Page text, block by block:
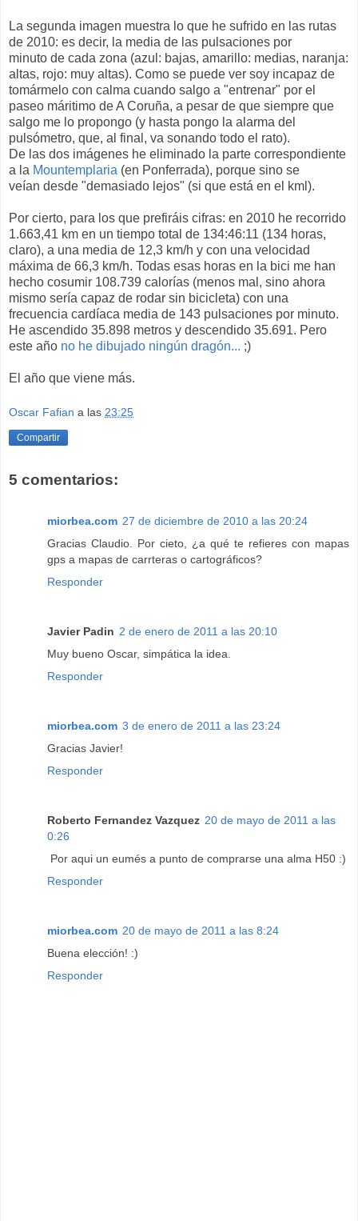
La segunda imagen muestra lo que he sufrido en las rutas
de 2010: es decir, la media de las pulsaciones por
minuto de cada zona (azul: bajas, amarillo: medias, naranja:
altas, rojo: muy altas). Como se puede ver soy incapaz de
tomármelo con calma cuando salgo a "entrenar" por el
paseo máritimo de A Coruña, a pesar de que siempre que
salgo me lo propongo (y hasta pongo la alarma del
pulsómetro, que, al final, va sonando todo el rato).
De las dos imágenes he eliminado la parte correspondiente
a la Mountemplaria (en Ponferrada), porque sino se
veían desde "demasiado lejos" (si que está en el kml).
Por cierto, para los que prefiráis cifras: en 2010 he recorrido
1.663,41 km en un tiempo total de 134:46:11 (134 horas,
claro), a una media de 12,3 km/h y con una velocidad
máxima de 66,3 km/h. Todas esas horas en la bici me han
hecho cosumir 108.739 calorías (menos mal, sino ahora
mismo sería capaz de rodar sin bicicleta) con una
frecuencia cardíaca media de 143 pulsaciones por minuto.
He ascendido 35.898 metros y descendido 35.691. Pero
este año no he dibujado ningún dragón... ;)
El año que viene más.
Oscar Fafian a las 23:25
Compartir
5 comentarios:
miorbea.com 27 de diciembre de 2010 a las 20:24
Gracias Claudio. Por cieto, ¿a qué te refieres con mapas
gps a mapas de carrteras o cartográficos?
Responder
Javier Padin 2 de enero de 2011 a las 20:10
Muy bueno Oscar, simpática la idea.
Responder
miorbea.com 3 de enero de 2011 a las 23:24
Gracias Javier!
Responder
Roberto Fernandez Vazquez 20 de mayo de 2011 a las
0:26
Por aqui un eumés a punto de comprarse una alma H50 :)
Responder
miorbea.com 20 de mayo de 2011 a las 8:24
Buena elección! :)
Responder